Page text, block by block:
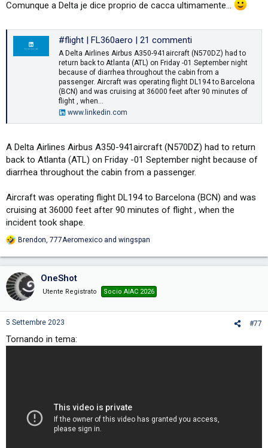
Comunque a Delta je dice proprio de cacca ultimamente...
#flight | FL360aero | 21 commenti
A Delta Airlines Airbus A350-941aircraft (N570DZ) had to
return back to Atlanta (ATL) on Friday -01 September night
because of diarrhea throughout the cabin from a
passenger. Aircraft was operating flight DL194 to Barcelona
(BCN) and was cruising at 36000 feet after 90 minutes of
flight , when...
www.linkedin.com
A Delta Airlines Airbus A350-941aircraft (N570DZ) had to return
back to Atlanta (ATL) on Friday -01 September night because of
diarrhea throughout the cabin from a passenger.
Aircraft was operating flight DL194 to Barcelona (BCN) and was
cruising at 36000 feet after 90 minutes of flight , when the
incident took shape.
R
t
i
n
s
Brendon 777Aeromexico and wingspan
OneShot
Utente Registrato Socio AIAC 2026
5 Settembre 2023 #77
Tornando in tema: